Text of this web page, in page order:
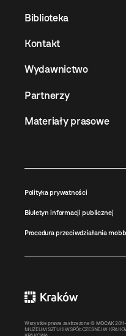
Biblioteka
Kontakt
Wydawnictwo
Partnerzy
Materiały prasowe
Polityka prywatności
Biuletyn informacji publicznej
Procedura przeciwdziałania
Wszystkie prawa zastrzeżone © MOCAK
MUZEUM SZTUKI WSPÓŁCZESNEJ W